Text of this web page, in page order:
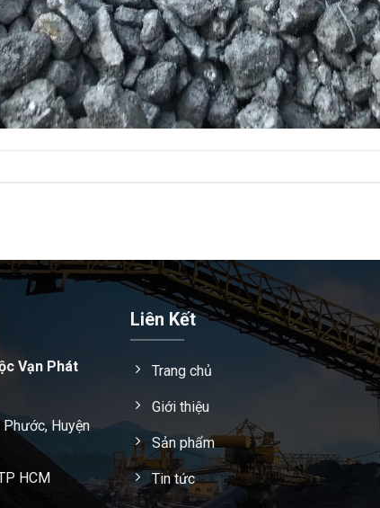
Vạn Phát
Huyện
HCM
Liên Kết
Trang chủ
Giới thiệu
Sản phẩm
Tin tức